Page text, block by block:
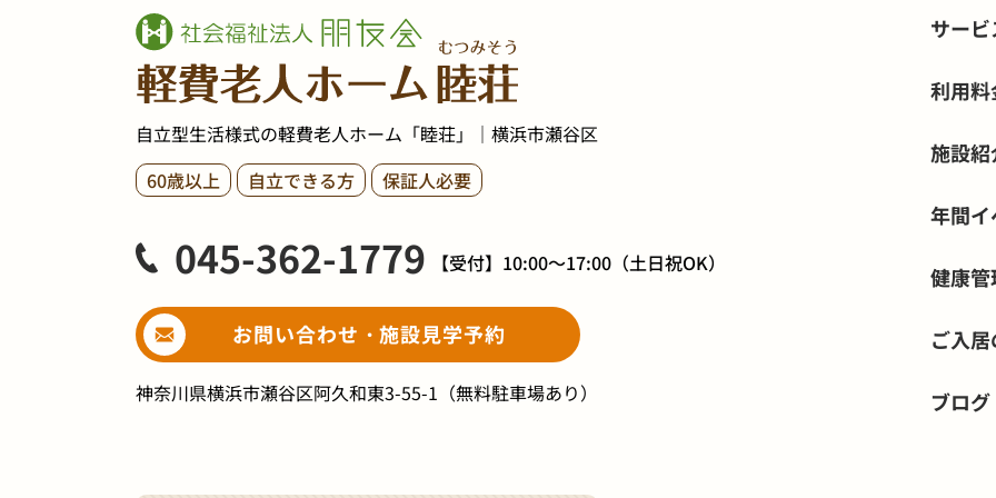
自立型生活様式の軽費老人ホーム「睦荘」｜横浜市瀬谷区
60歳以上
自立できる方 保証人必要
サービ
利用料
施設紹
年間
健康管
ご入
ブログ
045-362-1779 【受付】 10:00～17:00 （土日祝OK）
お問い合わせ・施設見学予約
神奈川県横浜市瀬谷区阿久和東3-55-1 （無料駐車場あり）